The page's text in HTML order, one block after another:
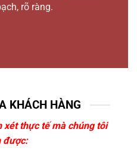
rõ ràng.
KHÁCH HÀNG
xét thực tế mà chúng tôi
được: